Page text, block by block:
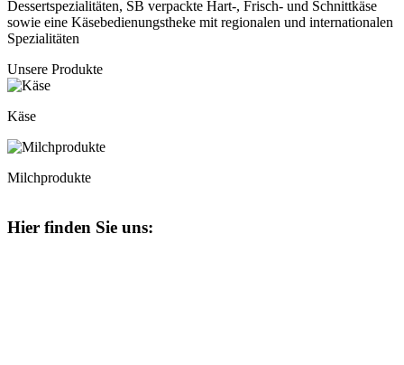
Dessertspezialitäten, SB verpackte Hart-, Frisch- und Schnittkäse
sowie eine Käsebedienungstheke mit regionalen und internationalen
Spezialitäten
Unsere Produkte
Käse
Milchprodukte
Hier finden Sie uns: